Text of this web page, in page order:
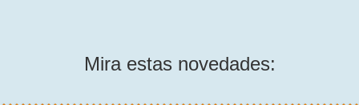
Mira estas novedades: